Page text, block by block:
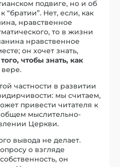
подвиге, но и об
“братии”. Нет, если, как
нравственное
то в жизни
нравственное
он хочет знать,
чтобы знать, как
вере.
частности в развитии
мы считаем,
привести читателя к
мыслительно-
Церкви.
вывода не делает.
о взгляде
он